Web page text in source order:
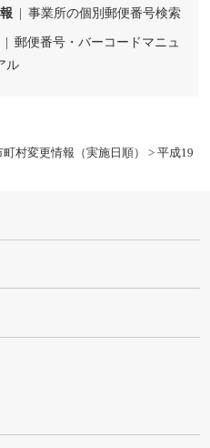
町村変更情報（実施日順）
> 平成19
| 事業所の個別郵便番号検索
| 郵便番号・バーコードマニュ
ル